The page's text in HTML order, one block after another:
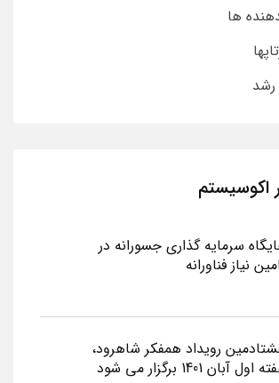
ها
رشد
اکوسیستم
سرمایه گذاری جسورانه در
نیاز فناورانه
رویداد همفکر شاهرود،
اول آبان 1401 برگزار می شود